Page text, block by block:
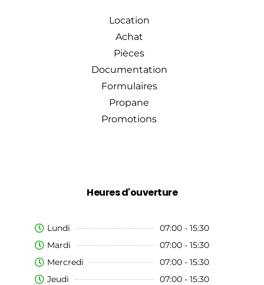
Location
Achat
Pièces
Documentation
Formulaires
Propane
Promotions
Heures d'ouverture
Lundi
07:00 - 15:30
Mardi
07:00 - 15:30
Mercredi
07:00 - 15:30
Jeudi
07:00 - 15:30